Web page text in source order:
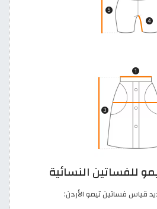
للفساتين النسائية
قياس فساتين تيمو الأردن: